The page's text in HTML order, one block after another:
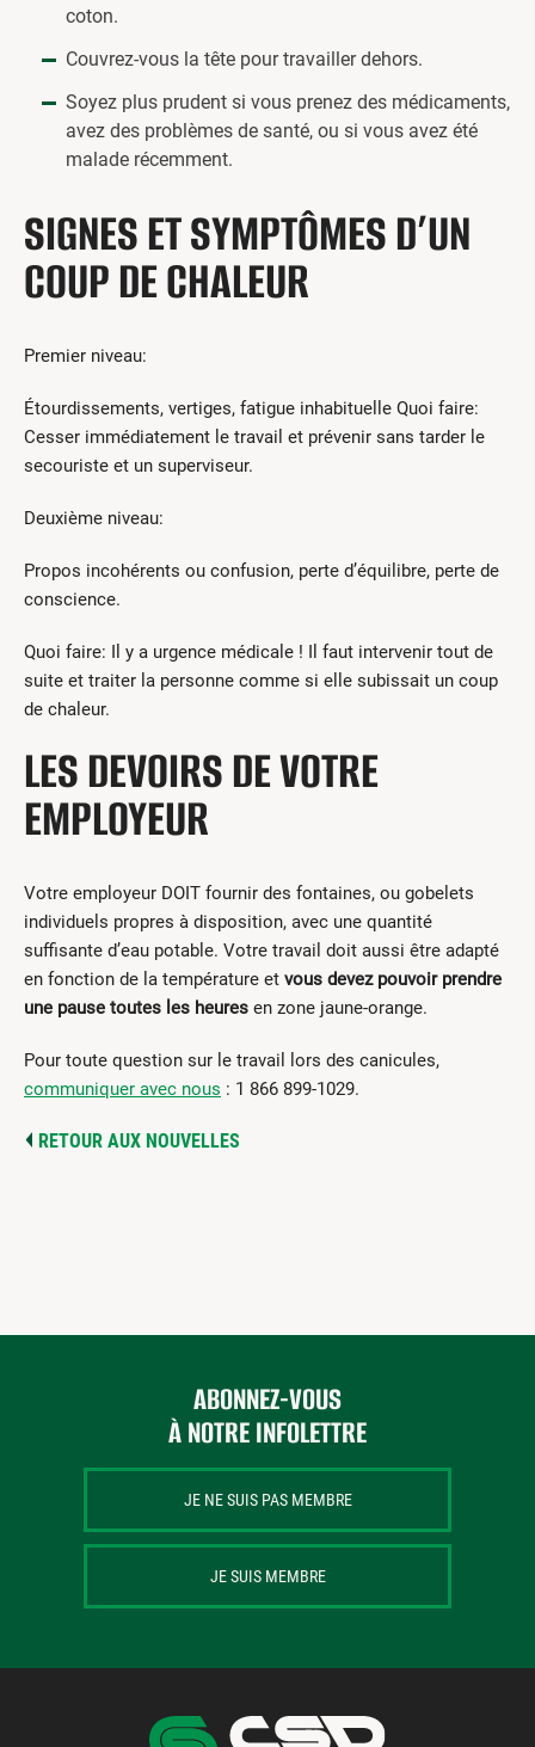
coton.
Couvrez-vous la tête pour travailler dehors.
Soyez plus prudent si vous prenez des médicaments,
avez des problèmes de santé, ou si vous avez été
malade récemment.
SIGNES ET SYMPTÔMES D’UN
COUP DE CHALEUR
Premier niveau:
Étourdissements, vertiges, fatigue inhabituelle Quoi faire:
Cesser immédiatement le travail et prévenir sans tarder le
secouriste et un superviseur.
Deuxième niveau:
Propos incohérents ou confusion, perte d’équilibre, perte de
conscience.
Quoi faire: Il y a urgence médicale ! Il faut intervenir tout de
suite et traiter la personne comme si elle subissait un coup
de chaleur.
LES DEVOIRS DE VOTRE
EMPLOYEUR
Votre employeur DOIT fournir des fontaines, ou gobelets
individuels propres à disposition, avec une quantité
suffisante d’eau potable. Votre travail doit aussi être adapté
en fonction de la température et vous devez pouvoir prendre
une pause toutes les heures en zone jaune-orange.
Pour toute question sur le travail lors des canicules,
communiquer avec nous : 1 866 899-1029.
RETOUR AUX NOUVELLES
ABONNEZ-VOUS
À NOTRE INFOLETTRE
JE NE SUIS PAS MEMBRE
JE SUIS MEMBRE